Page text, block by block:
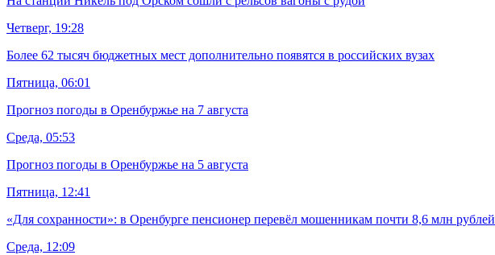
Четверг, 19:28
Более 62 тысяч бюджетных мест дополнительно появятся в российских вузах
Пятница, 06:01
Прогноз погоды в Оренбуржье на 7 августа
Среда, 05:53
Прогноз погоды в Оренбуржье на 5 августа
Пятница, 12:41
«Для сохранности»: в Оренбурге пенсионер перевёл мошенникам почти 8,6 млн рублей
Среда, 12:09